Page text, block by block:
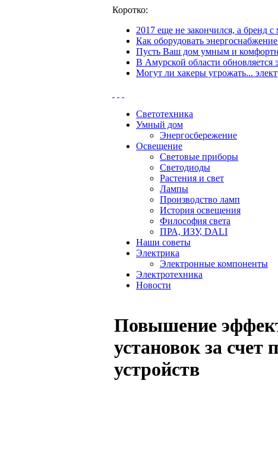
Коротко:
2017 еще не закончился, а
Как оборудовать
Пусть Ваш дом умным и
В Амурской области обновляется
Могут ли хакеры угрожать...
Светотехника
Умный дом
Энергосбережение
Освещение
Световые приборы
Светодиоды
Растения и свет
Лампы
Производство ламп
История освещения
Философия света
ПРА, ИЗУ, DALI
Наши советы
Электрика
Электронные компоненты
Электротехника
Новости
Повышение
установок за
устройств